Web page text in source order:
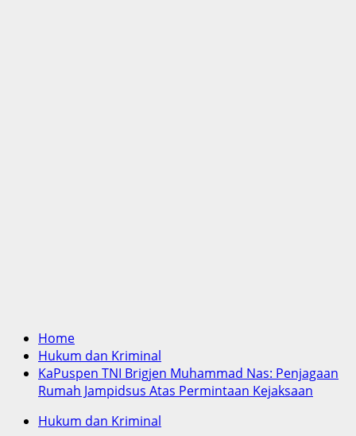
Home
Hukum dan Kriminal
KaPuspen TNI Brigjen Muhammad Nas: Penjagaan
Rumah Jampidsus Atas Permintaan Kejaksaan
Hukum dan Kriminal